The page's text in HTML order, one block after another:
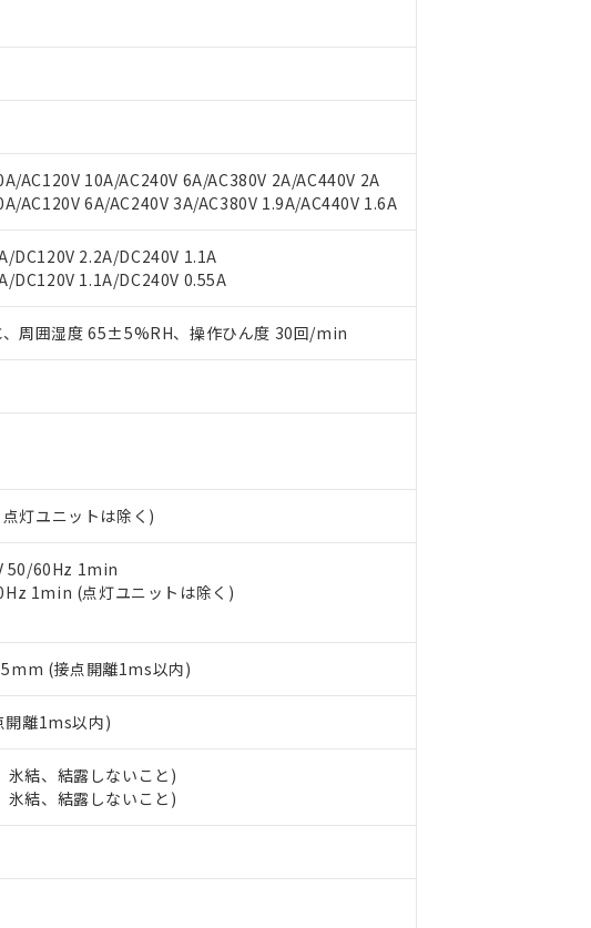
AC120V 10A/AC240V 6A/AC380V 2A/AC440V 2A
AC120V 6A/AC240V 3A/AC380V 1.9A/AC440V 1.6A
DC120V 2.2A/DC240V 1.1A
DC120V 1.1A/DC240V 0.55A
周囲湿度 65±5%RH、操作ひん度 30回/min
灯ユニットは除く)
50/60Hz 1min
1min (点灯ユニットは除く)
(接点開離1ms以内)
開離1ms以内)
結、結露しないこと)
結、結露しないこと)
き、同意のうえご利用ください。
制御機器事業取扱商品の当社在庫状況および標準価格(税抜)を提供させていただ
扱商品の中には、本サービスの対象外となる商品もあることをご了承ください。
価格照会結果は、記載している更新日時点での社内データに基づき作成されるも
た時点での実際の在庫および標準価格とは異なる場合があることをご了承くださ
び標準価格はお客様のお取引先、またはお客様担当のオムロン制御機器販売店・
ください。
売店や当社販売拠点は「販売ネットワーク
」をご確認ください。
価格結果を当社の事前の承諾なく第三者に漏洩または開示しないようお願いしま
。
ト上で当社にご登録された部品リストについて、当社および当社の共同利用者
ービスに関するお客様との取引・商談に必要な範囲で利用することをご了承くだ
とは、"個人情報の共同利用に関して"
の「1.共同利用者の範囲」に記載されて
。
令（10物質）の非含有に非対応の商品で、対応品を出す予定はありません。
令（10物質）の非含有の対応状況を調査中または確認中の商品です。
ど無形物で、有害物質有無と関係のない商品です。
含有部品としていたものが、含有品と判明した場合などやむを得ず変更すること
1000ppm以下、 カドミウム(Cd) 100ppm以下、
ポリ臭化ビフェニル類(PBB) 1000ppm以下、ポリ臭化ジフェニルエーテル類(PBDE) 1000ppm以下、
) (DEHP)(別名：DOP) 1000ppm以下、フタル酸ブチルベンジル（BBP） 1000ppm以下、フタル酸ジブチ
ル酸ジイソブチル (DIBP) 1000ppm以下
び制御機器に対する適用除外項目は除く。
いては閾値を超える意図的な使用がないことを確認しています。
どにより、予定月が前後することがあります。
ロード
ンロードすることができます。
非含有証明書
社基準）
非含有を証明するもので、過去に遡って非含有を証明するものではありません。
酸エステル類４物質の対応では、対応完了までの期間は出荷製品に未対応品が
対応日を記載しておりました。
庫切替を完了していることから、特段のことがない限り、2022年1月12日よ
率が中国RoHSの基準値以下であることを示します。
率が中国RoHSの基準値を超えていることを示します。
販売部門へお問い合わせください。
T26572)：
、 Cd(カドミウム) : 100ppm、
ポリ臭化ビフェニル類) : 1000ppm、 PBDEs(ポリ臭化ジフェニルエーテル類) : 1000ppm、
、 DIBP(フタル酸ジイソブチル) : 1000ppm、 BBP(フタル酸ブチルベンジル) : 1000ppm、
）のすべてが基準値以下であることを示します。
において有害物質が外部に漏えいし、環境に深刻な影響を及ぼさない年数を意
販売部門へお問い合わせください。
製品のうち、外国為替および外国貿易法に定める商品（以下｢規制貨物等」とい
外への提供する場合は、日本国政府の輸出許可(または役務取引許可)を取得する
をとります。
核兵器、ミサイル、化学兵器、生物兵器またはその他武器並びにこれらの製造装
しません。
第三者に販売する場合は、上記1、2および3の内容を当該第三者に通知します。
および販売に係わる関係者が違法に輸出するおそれがある場合は、取り引きをい
庫あり
ないが在庫あり
在庫状況については、お客様のお取引先、またはお客様担当のオムロン制御
社販売員にご確認ください)
また在庫状況の情報を公開していない機種